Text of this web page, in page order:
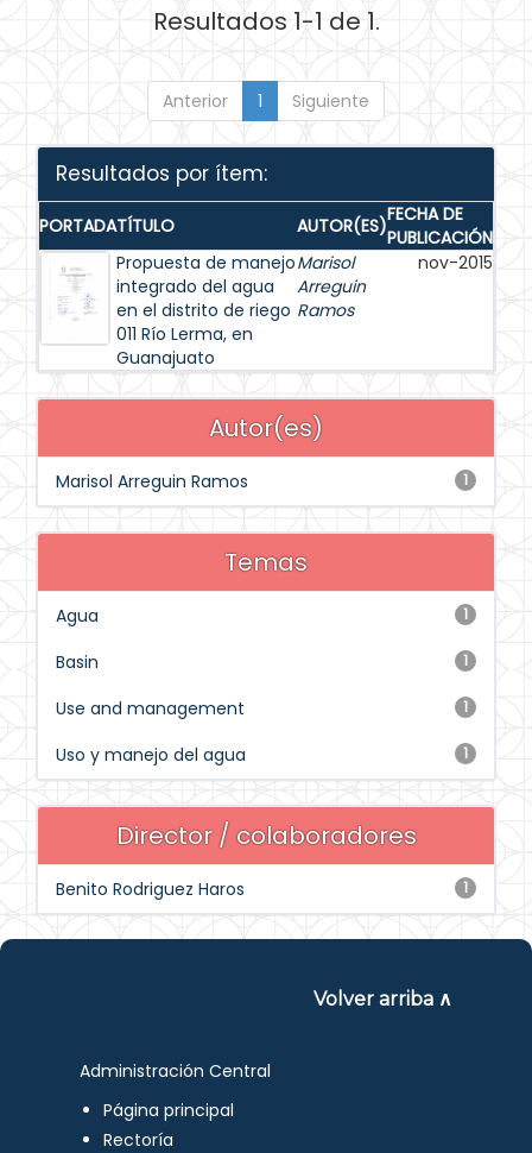
Resultados 1-1 de 1.
Anterior 1 Siguiente
Resultados por ítem:
PORTADATÍTULO AUTOR(ES)FECHA DE
PUBLICACIÓN
Propuesta de manejo
integrado del agua
en el distrito de riego
011 Río Lerma, en
Guanajuato
Marisol
Arreguin
Ramos
nov-2015
Autor(es)
1
Marisol Arreguin Ramos
Temas
1
Agua
1
Basin
1
Use and management
1
Uso y manejo del agua
Director / colaboradores
1
Benito Rodriguez Haros
Volver arriba ∧
Administración Central
Página principal
Rectoría